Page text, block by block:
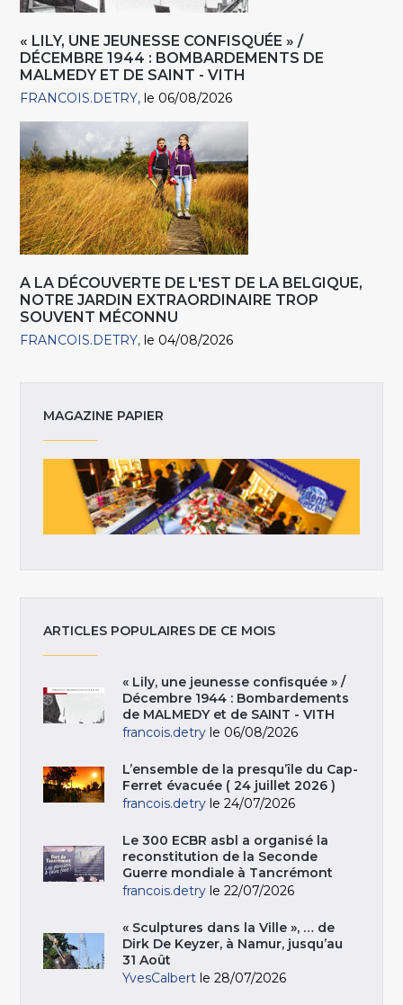
« LILY, UNE JEUNESSE CONFISQUÉE » /
DÉCEMBRE 1944 : BOMBARDEMENTS DE
MALMEDY ET DE SAINT - VITH
FRANCOIS.DETRY le 06/08/2026
A LA DÉCOUVERTE DE L'EST DE LA BELGIQUE,
NOTRE JARDIN EXTRAORDINAIRE TROP
SOUVENT MÉCONNU
FRANCOIS.DETRY le 04/08/2026
MAGAZINE PAPIER
ARTICLES POPULAIRES DE CE MOIS
« Lily, une jeunesse confisquée » /
Décembre 1944 : Bombardements
de MALMEDY et de SAINT - VITH
francois.detry le 06/08/2026
L’ensemble de la presqu’île du Cap-
Ferret évacuée ( 24 juillet 2026 )
francois.detry le 24/07/2026
Le 300 ECBR asbl a organisé la
reconstitution de la Seconde
Guerre mondiale à Tancrémont
francois.detry le 22/07/2026
« Sculptures dans la Ville », … de
Dirk De Keyzer, à Namur, jusqu’au
31 Août
YvesCalbert le 28/07/2026